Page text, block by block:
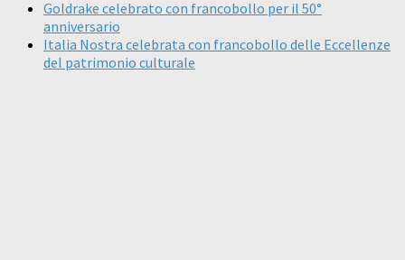
Goldrake celebrato con francobollo per il 50°
anniversario
Italia Nostra celebrata con francobollo delle Eccellenze
del patrimonio culturale